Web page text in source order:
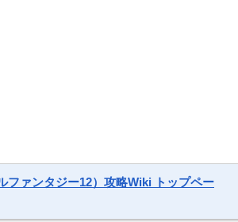
ファンタジー12）攻略Wiki トップペー